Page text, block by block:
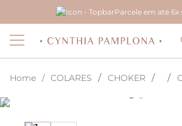
Parcele em até 6x
COLARES CHOKER